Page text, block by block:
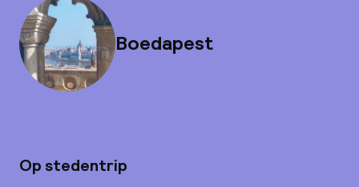
Boedapest
Op stedentrip